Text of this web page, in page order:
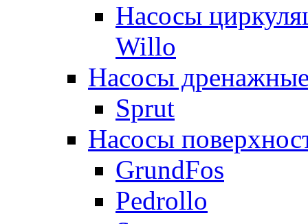
Насосы
Willo
Насосы
Sprut
Насосы
GrundFos
Pedrollo